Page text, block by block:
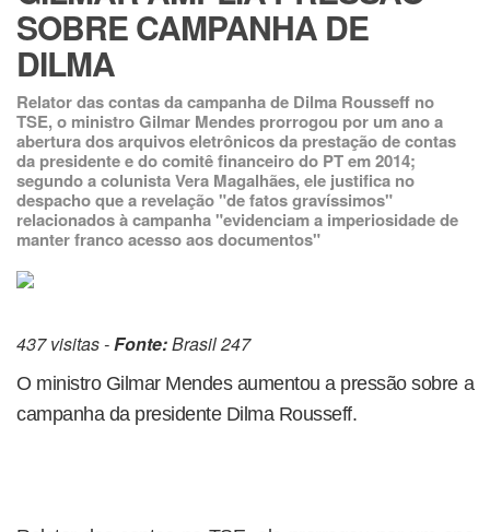
SOBRE CAMPANHA DE
DILMA
Relator das contas da campanha de Dilma Rousseff no
TSE, o ministro Gilmar Mendes prorrogou por um ano a
abertura dos arquivos eletrônicos da prestação de contas
da presidente e do comitê financeiro do PT em 2014;
segundo a colunista Vera Magalhães, ele justifica no
despacho que a revelação "de fatos gravíssimos"
relacionados à campanha "evidenciam a imperiosidade de
manter franco acesso aos documentos"
437 visitas -Fonte:Brasil 247
O ministro Gilmar Mendes aumentou a pressão sobre a
campanha da presidente Dilma Rousseff.